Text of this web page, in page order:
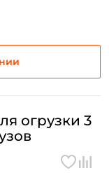
огрузки 3